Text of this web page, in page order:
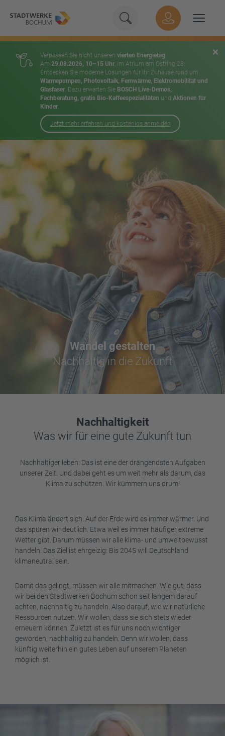
×
Verpassen Sie nicht unseren vierten Energietag
Am 29.08.2026, 10–15 Uhr, im Atrium am Ostring 28:
Entdecken Sie moderne Lösungen für Ihr Zuhause rund um
Wärmepumpen, Photovoltaik, Fernwärme, Elektromobilität und
Glasfaser. Dazu erwarten Sie BOSCH Live-Demos,
Fachberatung, gratis Bio-Kaffeespezialitäten und Aktionen für
Kinder.
Jetzt mehr erfahren und kostenlos anmelden
Geben Sie hier Ihren
Suchen
Hauptnavigation
Inhalt
Wandel gestalten
Nachhaltig in die Zukunft
Nachhaltigkeit
Was wir für eine gute Zukunft tun
Nachhaltiger leben: Das ist eine der drängendsten Aufgaben
unserer Zeit. Und dabei geht es um weit mehr als darum, das
Klima zu schützen. Wir kümmern uns drum!
Das Klima ändert sich. Auf der Erde wird es immer wärmer. Und
das spüren wir deutlich. Etwa weil es immer häufiger extreme
Wetter gibt. Darum müssen wir alle klima- und umweltbewusst
handeln. Das Ziel ist ehrgeizig: Bis 2045 will Deutschland
klimaneutral sein.
Damit das gelingt, müssen wir alle mitmachen. Wie gut, dass
wir bei den Stadtwerken Bochum schon seit langem darauf
achten, nachhaltig zu handeln. Also darauf, wie wir natürliche
Ressourcen nutzen. Wir wollen, dass sie sich stets wieder
erneuern können. Zuletzt ist es für uns noch wichtiger
geworden, nachhaltig zu handeln. Denn wir wollen, dass
künftig weiterhin ein gutes Leben auf unserem Planeten
möglich ist.